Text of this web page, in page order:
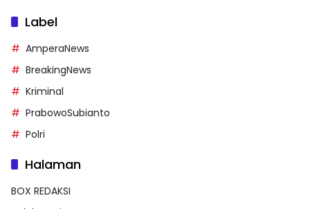
Label
AmperaNews
BreakingNews
Kriminal
PrabowoSubianto
Polri
Halaman
BOX REDAKSI